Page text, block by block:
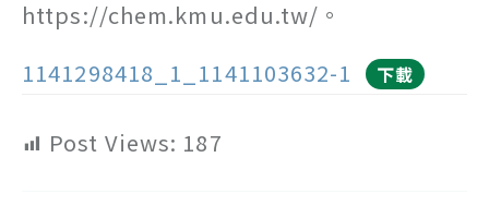
https://chem.kmu.edu.tw/。
1141298418_1_1141103632-1
下載
Post Views: 187